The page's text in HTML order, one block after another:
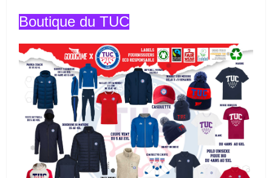
Boutique du TUC